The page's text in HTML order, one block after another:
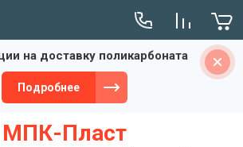
на доставку поликарбоната
Подробнее
МПК-Пласт